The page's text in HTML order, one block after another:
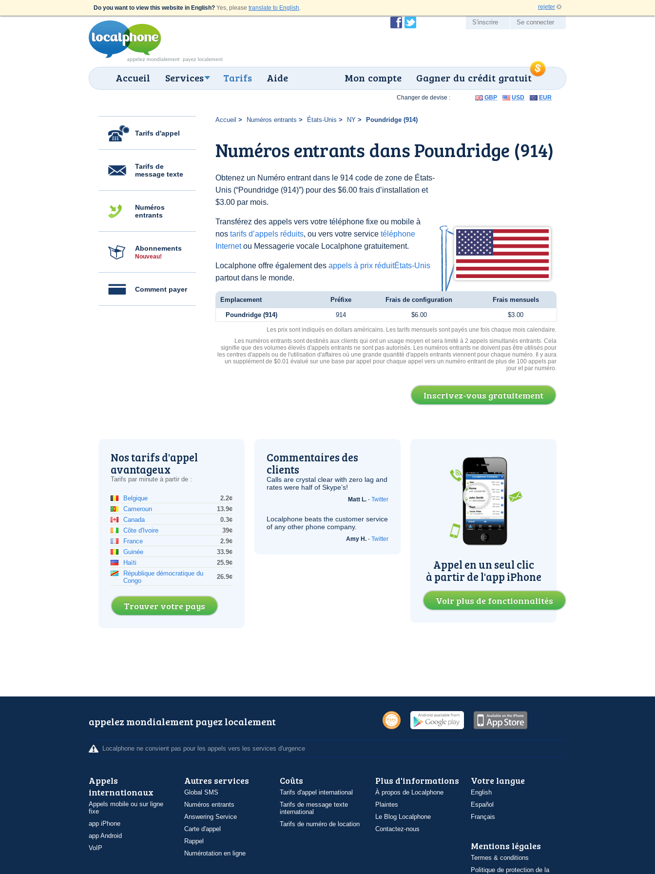
Do you want to view this website in English? Yes, please translate to English. rejeter
Accueil Services Tarifs Aide Gagner du crédit gratuit
Mon compte
S'inscrire Se connecter
Tarifs d'appel
Tarifs de
message texte
Numéros
entrants
Abonnements
Nouveau!
Comment payer
Accueil Numéros entrants États-Unis NY Poundridge (914)
Numéros entrants dans Poundridge (914)
Obtenez un Numéro entrant dans le 914 code de zone de États-
Unis (“Poundridge (914)”) pour des $6.00 frais d’installation et
$3.00 par mois.
Transférez des appels vers votre téléphone fixe ou mobile à
nos tarifs d’appels réduits, ou vers votre service téléphone
Internetou Messagerie vocale Localphone gratuitement.
Localphone offre également des appels à prix réduitÉtats-Unis
partout dans le monde.
Changer de devise : GBP USD EUR
Emplacement Préfixe Frais de configuration Frais mensuels
Poundridge (914) 914 $6.00 $3.00
Les prix sont indiqués en dollars américains. Les tarifs mensuels sont payés une fois chaque mois calendaire.
Les numéros entrants sont destinés aux clients qui ont un usage moyen et sera limité à 2 appels simultanés entrants. Cela
signifie que des volumes élevés d'appels entrants ne sont pas autorisés. Les numéros entrants ne doivent pas être utilisés pour
les centres d'appels ou de l'utilisation d'affaires où une grande quantité d'appels entrants viennent pour chaque numéro. Il y aura
un supplément de $0.01 évalué sur une base par appel pour chaque appel vers un numéro entrant de plus de 100 appels par
jour et par numéro.
Inscrivez-vous gratuitement
Nos tarifs d'appel
avantageux
Tarifs par minute à partir de :
Belgique
2.2¢
Cameroun
13.9¢
Canada
0.3¢
Côte d'Ivoire
39¢
France
2.9¢
Guinée
33.9¢
Haïti
25.9¢
République démocratique du
Congo
26.9¢
Trouver votre pays
Commentaires des
clients
Calls are crystal clear with zero lag and
rates were half of Skype’s!
Matt L. - Twitter
Localphone beats the customer service
of any other phone company.
Amy H. - Twitter
Appel en un seul clic
à partir de l'app iPhone
Voir plus de fonctionnalités
appelez mondialement payez localement
Localphone ne convient pas pour les appels vers les services d'urgence
Appels
internationaux
Appels mobile ou sur ligne
fixe
app iPhone
app Android
VoIP
Autres services
Global SMS
Numéros entrants
Answering Service
Carte d'appel
Rappel
Numérotation en ligne
Coûts
Tarifs d'appel international
Tarifs de message texte
international
Tarifs de numéro de location
Plus d'informations
À propos de Localphone
Plaintes
Le Blog Localphone
Contactez-nous
Votre langue
English
Español
Français
Mentions légales
Termes & conditions
Politique de protection de la